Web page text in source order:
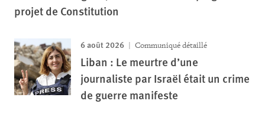
projet de Constitution
6 août 2026 Communiqué détaillé
Liban : Le meurtre d’une
journaliste par Israël était un crime
de guerre manifeste